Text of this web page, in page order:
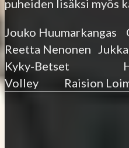
puheiden lisäksi myös
Jouko
Reetta Nenonen Jukka
Kyky-Betset
Volley Raision